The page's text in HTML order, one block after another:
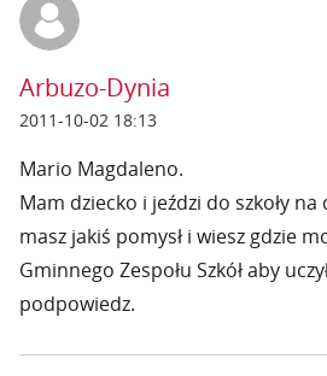
Arbuzo-Dynia
2011-10-02 18:13
Mario Magdaleno.
Mam dziecko i jeździ do szkoły na
masz jakiś pomysł i wiesz gdzie
Gminnego Zespołu Szkół aby
podpowiedz.